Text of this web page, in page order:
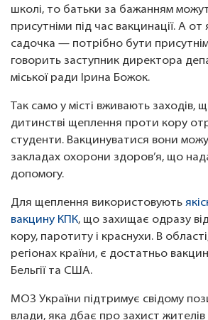
школі, то батьки за бажанням
присутніми під час вакцинації. А
садочка — потрібно бути
говорить заступник директора
міської ради Ірина Божок.
Так само у місті вживають заходів,
дитинстві щеплення проти кору
студенти. Вакцинуватися вони
закладах охорони здоров’я, що
допомогу.
Для щеплення використовують
вакцину КПК, що захищає одразу
кору, паротиту і краснухи. В
регіонах країни, є достатньо
Бельгії та США.
МОЗ України підтримує свідому
влади, яка дбає про захист жителів